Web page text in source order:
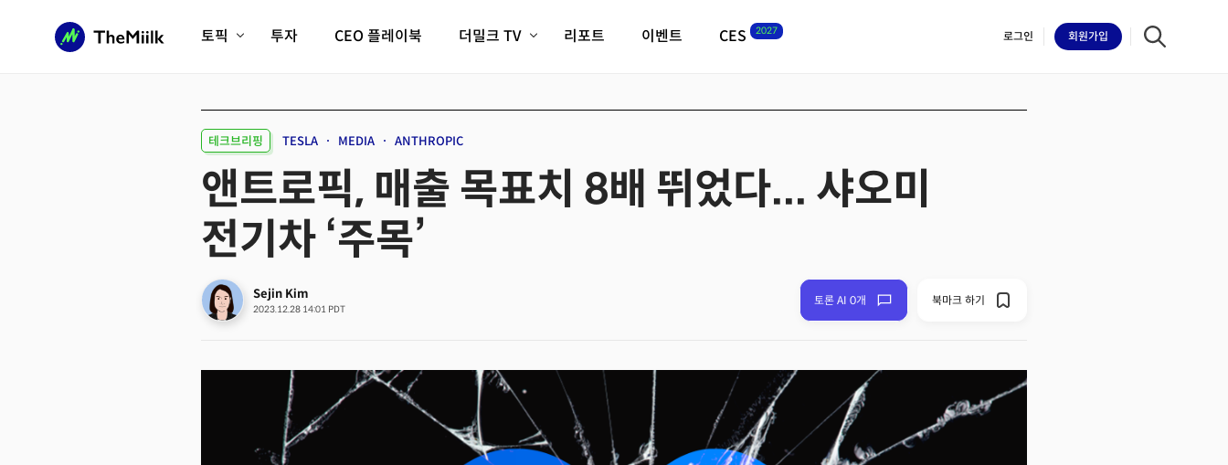
토픽
피지컬AI/로봇
AX비즈니스혁명 미래 교육/직업
전체 기사 보기
투자 CEO 플레이북 더밀크 TV
크리스의 뉴욕 시그널
리포트 이벤트 CES 2027
필드 가이드
CES2027 with TheMiilk
로그인 회원가입
테크브리핑 TESLA MEDIA ANTHROPIC
앤트로픽, 매출 목표치 8배 뛰었다... 샤오미
전기차 ‘주목’
Sejin Kim
2023.12.28 14:01 PDT
토론 AI 0개 북마크 하기